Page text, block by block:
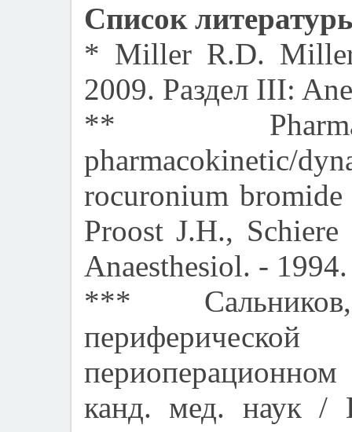
Список
* Miller R.D.
2009. Раздел III:
**
rocuronium
Proost J.H.,
Anaesthesiol. -
***
канд. мед. наук /